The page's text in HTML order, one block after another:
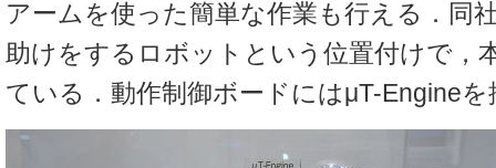
アームを使った簡単な作業も行える．同
助けをするロボットという位置付けで，
ている．動作制御ボードにはμT-Engine